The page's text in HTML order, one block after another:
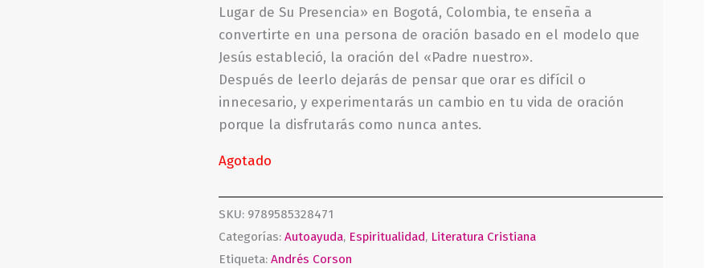
Lugar de Su Presencia» en Bogotá, Colombia, te enseña a
convertirte en una persona de oración basado en el modelo que
Jesús estableció, la oración del «Padre nuestro».
Después de leerlo dejarás de pensar que orar es difícil o
innecesario, y experimentarás un cambio en tu vida de oración
porque la disfrutarás como nunca antes.
Agotado
SKU: 9789585328471
Categorías:Autoayuda, Espiritualidad, Literatura Cristiana
Etiqueta:Andrés Corson